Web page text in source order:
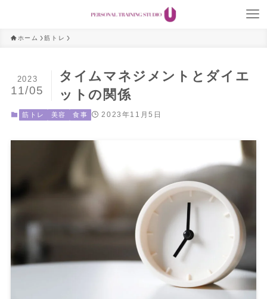
ホーム 筋トレ
タイムマネジメントとダイエ
ットの関係
2023
11/05
筋トレ 美容 食事 2023年11月5日